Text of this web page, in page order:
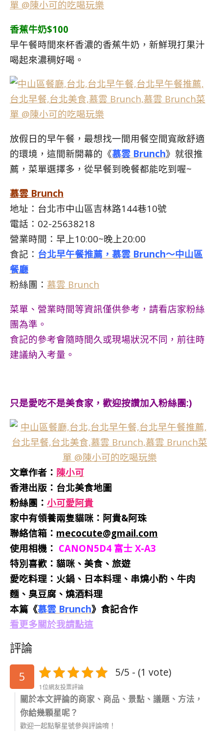
香蕉牛奶$100
早午餐時間來杯香濃的香蕉牛奶，新鮮現打果汁
喝起來濃稠好喝。
放假日的早午餐，最想找一間用餐空間寬敞舒適
的環境，這間新開幕的《慕雲 Brunch》就很推
薦，菜單選擇多，從早餐到晚餐都能吃到喔~
慕雲 Brunch
地址：台北市中山區吉林路144巷10號
電話：02-25638218
營業時間：早上10:00~晚上20:00
食記： 台北早午餐推薦，慕雲 Brunch～中山區
餐廳
粉絲團： 慕雲 Brunch
菜單、營業時間等資訊僅供參考，請看店家粉絲
團為準。
食記的參考會隨時間久或現場狀況不同，前往時
建議納入考量。
只是愛吃不是美食家，歡迎按讚加入粉絲團:)
文章作者： 陳小可
香港出版： 台北美食地圖
粉絲團： 小可愛阿貴
家中有領養兩隻貓咪：阿貴&阿珠
聯絡信箱： mecocute@gmail.com
使用相機： CANON5D4 富士 X-A3
特別喜歡： 貓咪、美食、旅遊
愛吃料理：火鍋、日本料理、串燒小酌、牛肉
麵、臭豆腐、燒酒料理
本篇 《慕雲 Brunch》 食記合作
看更多關於我請點這
評論
5
5/5 - (1 vote)
1位網友投票評論
關於本文評論的商家、商品、景點、議題、方法，
你給幾顆星呢？
歡迎一起點擊星號參與評論唷！